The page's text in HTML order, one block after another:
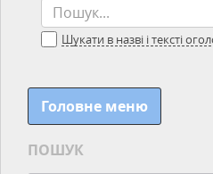
Шукати в назві і тексті
Головне меню
ПОШУК